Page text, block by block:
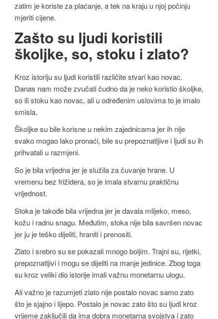
zatim je koriste za plaćanje, a tek na kraju u njoj počinju
mjeriti cijene.
Zašto su ljudi koristili
školjke, so, stoku i zlato?
Kroz istoriju su ljudi koristili različite stvari kao novac.
Danas nam može zvučati čudno da je neko koristio školjke,
so ili stoku kao novac, ali u određenim uslovima to je imalo
smisla.
Školjke su bile korisne u nekim zajednicama jer ih nije
svako mogao lako pronaći, bile su prepoznatljive i ljudi su ih
prihvatali u razmjeni.
So je bila vrijedna jer je služila za čuvanje hrane. U
vremenu bez frižidera, so je imala stvarnu praktičnu
vrijednost.
Stoka je takođe bila vrijedna jer je davala mlijeko, meso,
kožu i radnu snagu. Međutim, stoka nije bila savršen novac
jer ju je teško dijeliti, hraniti i prenositi.
Zlato i srebro su se pokazali mnogo boljim. Trajni su, rijetki,
prepoznatljivi i mogu se dijeliti na manje jedinice. Zbog toga
su kroz veliki dio istorije imali važnu monetarnu ulogu.
Ali važno je razumjeti zlato nije postalo novac samo zato
što je sjajno i lijepo. Postalo je novac zato što su ljudi kroz
vrijeme zaključili da ima dobra monetarna svojstva i zato